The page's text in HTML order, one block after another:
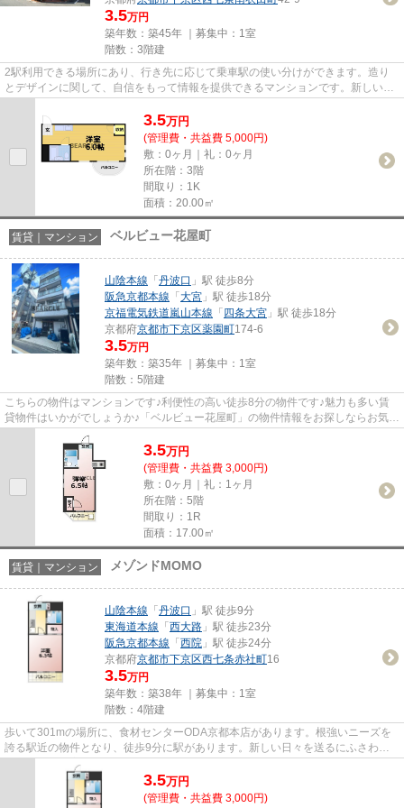
3.5万円
築年数：築45年 ｜募集中： 1室
階数：3階建
2駅利用できる場所にあり、行き先に応じて乗車駅の使い分けができます。造り
とデザインに関して、自信をもって情報を提供できるマンションです。新しい
3.5万円
(管理費・共益費 5,000円)
敷：0ヶ月｜礼：0ヶ月
所在階：3階
間取り：1K
面積：20.00㎡
賃貸｜マンション ベルビュー花屋町
山陰本線 「 丹波口 」駅 徒歩8分
阪急京都本線 「 大宮 」駅 徒歩18分
京福電気鉄道嵐山本線 「 四条大宮 」駅 徒歩18分
京都府京都市下京区薬園町174-6
3.5万円
築年数：築35年 ｜募集中： 1室
階数：5階建
こちらの物件はマンションです♪利便性の高い徒歩8分の物件です♪魅力も多い賃
貸物件はいかがでしょうか♪「ベルビュー花屋町」の物件情報をお探しならお気軽
にお問い合わせください♪山陰...
3.5万円
(管理費・共益費 3,000円)
敷：0ヶ月｜礼：1ヶ月
所在階：5階
間取り：1R
面積：17.00㎡
賃貸｜マンション メゾンドMOMO
山陰本線 「 丹波口 」駅 徒歩9分
東海道本線 「 西大路 」駅 徒歩23分
阪急京都本線 「 西院 」駅 徒歩24分
京都府京都市下京区西七条赤社町16
3.5万円
築年数：築38年 ｜募集中： 1室
階数：4階建
歩いて301mの場所に、食材センターODA京都本店があります。根強いニーズを
誇る駅近の物件となり、徒歩9分に駅があります。新しい日々を送るにふさわし
い、きれいな室内です。「メゾン...
3.5万円
(管理費・共益費 3,000円)